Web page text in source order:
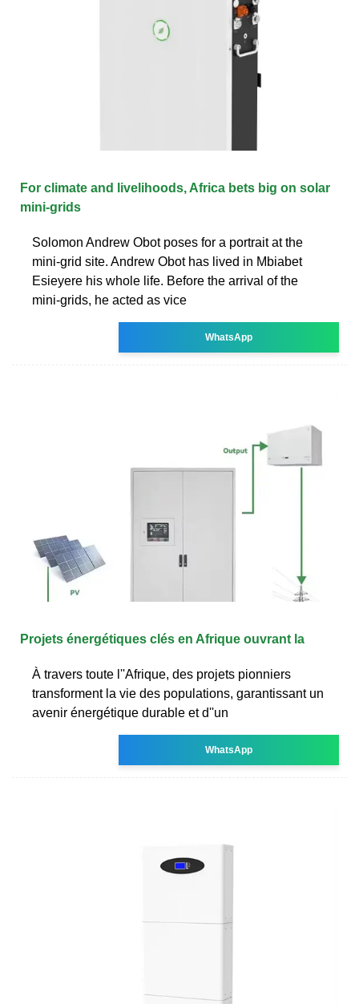
For climate and livelihoods, Africa bets big on solar
mini-grids
Solomon Andrew Obot poses for a portrait at the
mini-grid site. Andrew Obot has lived in Mbiabet
Esieyere his whole life. Before the arrival of the
mini-grids, he acted as vice
WhatsApp
Projets énergétiques clés en Afrique ouvrant la
À travers toute l''Afrique, des projets pionniers
transforment la vie des populations, garantissant un
avenir énergétique durable et d''un
WhatsApp